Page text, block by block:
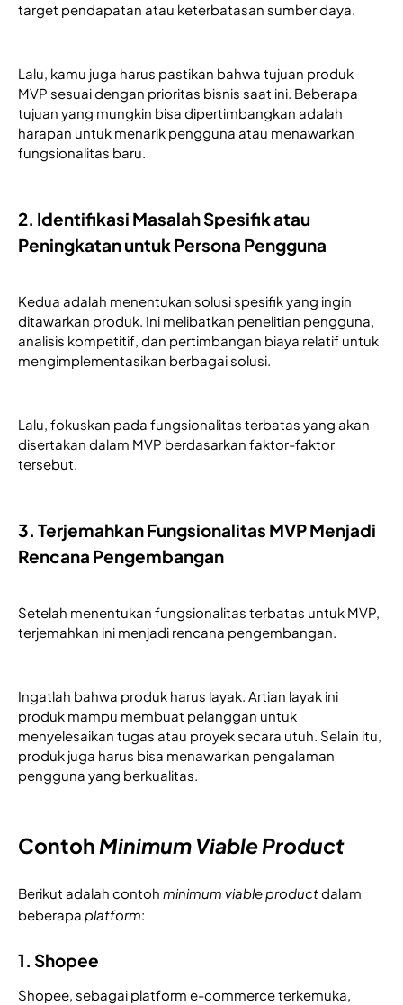
target pendapatan atau keterbatasan sumber daya.
Lalu, kamu juga harus pastikan bahwa tujuan produk
MVP sesuai dengan prioritas bisnis saat ini. Beberapa
tujuan yang mungkin bisa dipertimbangkan adalah
harapan untuk menarik pengguna atau menawarkan
fungsionalitas baru.
2. Identifikasi Masalah Spesifik atau
Peningkatan untuk Persona Pengguna
Kedua adalah menentukan solusi spesifik yang ingin
ditawarkan produk. Ini melibatkan penelitian pengguna,
analisis kompetitif, dan pertimbangan biaya relatif untuk
mengimplementasikan berbagai solusi.
Lalu, fokuskan pada fungsionalitas terbatas yang akan
disertakan dalam MVP berdasarkan faktor-faktor
tersebut.
3. Terjemahkan Fungsionalitas MVP Menjadi
Rencana Pengembangan
Setelah menentukan fungsionalitas terbatas untuk MVP,
terjemahkan ini menjadi rencana pengembangan.
Ingatlah bahwa produk harus layak. Artian layak ini
produk mampu membuat pelanggan untuk
menyelesaikan tugas atau proyek secara utuh. Selain itu,
produk juga harus bisa menawarkan pengalaman
pengguna yang berkualitas.
Contoh Minimum Viable Product
Berikut adalah contoh minimum viable productdalam
beberapa platform:
1. Shopee
Shopee, sebagai platform e-commerce terkemuka,